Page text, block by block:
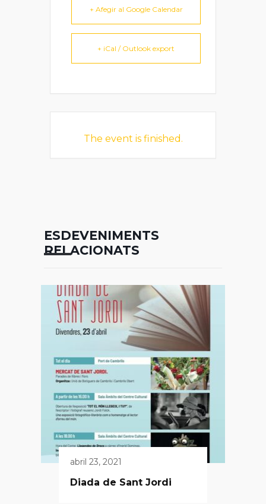
+ Afegir al Google Calendar
+ iCal / Outlook export
The event is finished.
ESDEVENIMENTS
RELACIONATS
abril 23, 2021
Diada de Sant Jordi